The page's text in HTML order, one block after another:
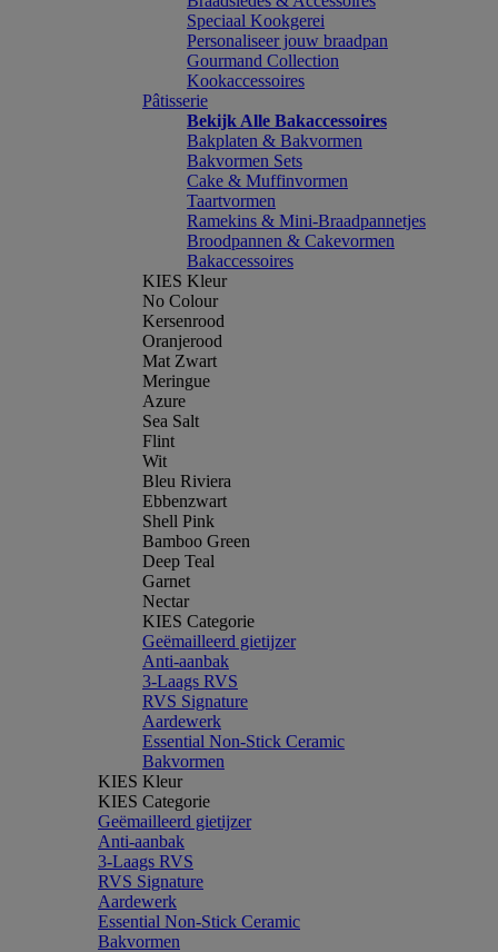
Speciaal Kookgerei
Personaliseer jouw braadpan
Gourmand Collection
Kookaccessoires
Pâtisserie
Bekijk Alle Bakaccessoires
Bakplaten & Bakvormen
Bakvormen Sets
Cake & Muffinvormen
Taartvormen
Ramekins & Mini-Braadpannetjes
Broodpannen & Cakevormen
Bakaccessoires
KIES Kleur
No Colour
Kersenrood
Oranjerood
Mat Zwart
Meringue
Azure
Sea Salt
Flint
Wit
Bleu Riviera
Ebbenzwart
Shell Pink
Bamboo Green
Deep Teal
Garnet
Nectar
KIES Categorie
Geëmailleerd gietijzer
Anti-aanbak
3-Laags RVS
RVS Signature
Aardewerk
Essential Non-Stick Ceramic
Bakvormen
KIES Kleur
KIES Categorie
Geëmailleerd gietijzer
Anti-aanbak
3-Laags RVS
RVS Signature
Aardewerk
Essential Non-Stick Ceramic
Bakvormen